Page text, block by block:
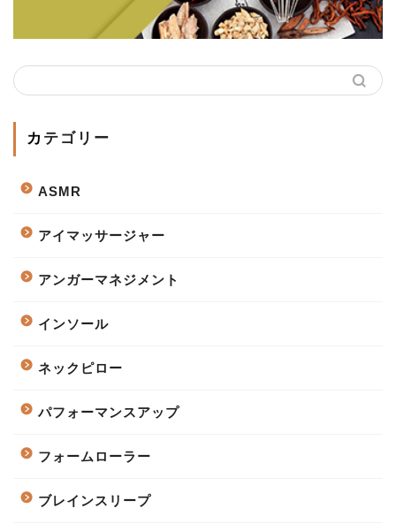
カテゴリー
ASMR
アイマッサージャー
アンガーマネジメント
インソール
ネックピロー
パフォーマンスアップ
フォームローラー
ブレインスリープ